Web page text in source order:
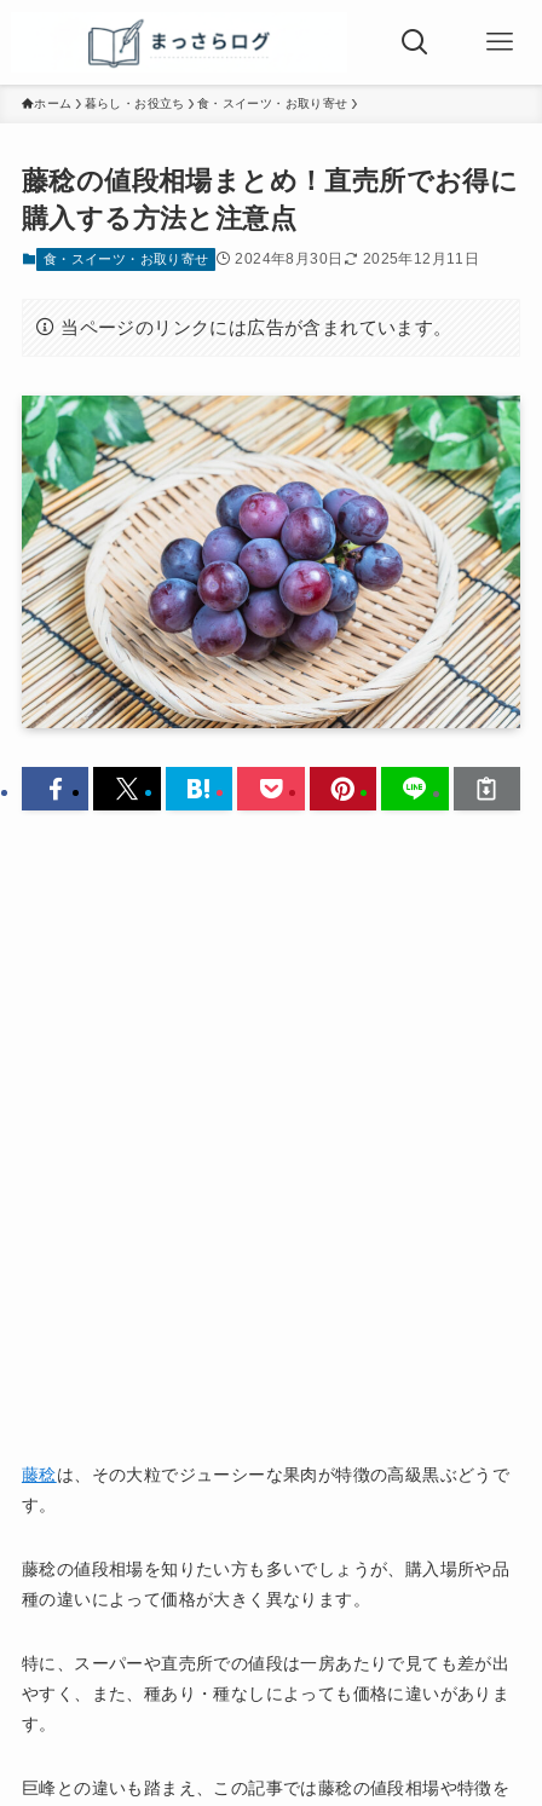
ホーム 暮らし・お役立ち 食・スイーツ・お取り寄せ
藤稔の値段相場まとめ！直売所でお得に
購入する方法と注意点
食・スイーツ・お取り寄せ 2024年8月30日 2025年12月11日
当ページのリンクには広告が含まれています。
藤稔は、その大粒でジューシーな果肉が特徴の高級黒ぶどうで
す。
藤稔の値段相場を知りたい方も多いでしょうが、購入場所や品
種の違いによって価格が大きく異なります。
特に、スーパーや直売所での値段は一房あたりで見ても差が出
やすく、また、種あり・種なしによっても価格に違いがありま
す。
巨峰との違いも踏まえ、この記事では藤稔の値段相場や特徴を